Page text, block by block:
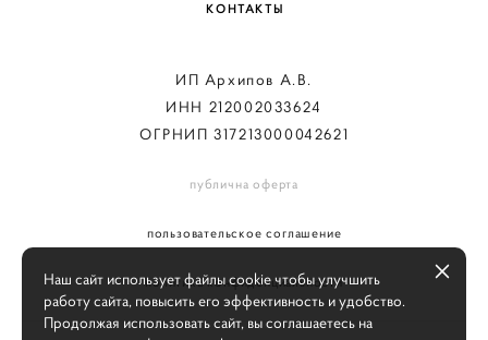
КОНТАКТЫ
ИП Архипов А.В.
ИНН 212002033624
ОГРНИП 317213000042621
публична оферта
пользовательское соглашение
политика конфиденциальности
Наш сайт использует файлы cookie чтобы улучшить
работу сайта, повысить его эффективность и удобство.
Продолжая использовать сайт, вы соглашаетесь на